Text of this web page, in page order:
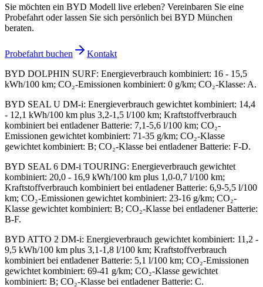
Sie möchten ein BYD Modell live erleben? Vereinbaren Sie eine
Probefahrt oder lassen Sie sich persönlich bei BYD München
beraten.
Probefahrt buchen
Kontakt
BYD DOLPHIN SURF: Energieverbrauch kombiniert: 16 - 15,5
kWh/100 km; CO₂-Emissionen kombiniert: 0 g/km; CO₂-Klasse: A.
BYD SEAL U DM-i: Energieverbrauch gewichtet kombiniert: 14,4
- 12,1 kWh/100 km plus 3,2-1,5 l/100 km; Kraftstoffverbrauch
kombiniert bei entladener Batterie: 7,1-5,6 l/100 km; CO₂-
Emissionen gewichtet kombiniert: 71-35 g/km; CO₂-Klasse
gewichtet kombiniert: B; CO₂-Klasse bei entladener Batterie: F-D.
BYD SEAL 6 DM-i TOURING: Energieverbrauch gewichtet
kombiniert: 20,0 - 16,9 kWh/100 km plus 1,0-0,7 l/100 km;
Kraftstoffverbrauch kombiniert bei entladener Batterie: 6,9-5,5 l/100
km; CO₂-Emissionen gewichtet kombiniert: 23-16 g/km; CO₂-
Klasse gewichtet kombiniert: B; CO₂-Klasse bei entladener Batterie:
B-F.
BYD ATTO 2 DM-i: Energieverbrauch gewichtet kombiniert: 11,2 -
9,5 kWh/100 km plus 3,1-1,8 l/100 km; Kraftstoffverbrauch
kombiniert bei entladener Batterie: 5,1 l/100 km; CO₂-Emissionen
gewichtet kombiniert: 69-41 g/km; CO₂-Klasse gewichtet
kombiniert: B; CO₂-Klasse bei entladener Batterie: C.